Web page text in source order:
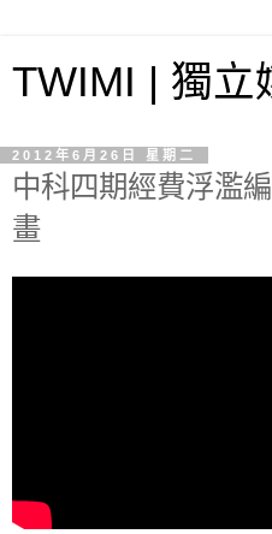
TWIMI | 獨立
2012年6月26日 星期二
中科四期經費浮濫
畫